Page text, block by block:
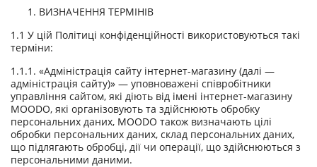
1. ВИЗНАЧЕННЯ ТЕРМІНІВ
1.1 У цій Політиці конфіденційності використовуються такі
терміни:
1.1.1. «Адміністрація сайту інтернет-магазину (далі —
адміністрація сайту)» — уповноважені співробітники
управління сайтом, які діють від імені інтернет-магазину
MOODO, які організовують та здійснюють обробку
персональних даних, MOODO також визначають цілі
обробки персональних даних, склад персональних даних,
що підлягають обробці, дії чи операції, що здійснюються з
персональними даними.